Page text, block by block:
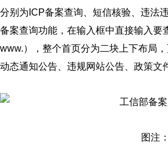
分别为ICP备案查询、短信核验、违法
备案查询功能，在输入框中直接输入
www.），整个首页分为二块上下布局
动态通知公告、违规网站公告、政策文
图注